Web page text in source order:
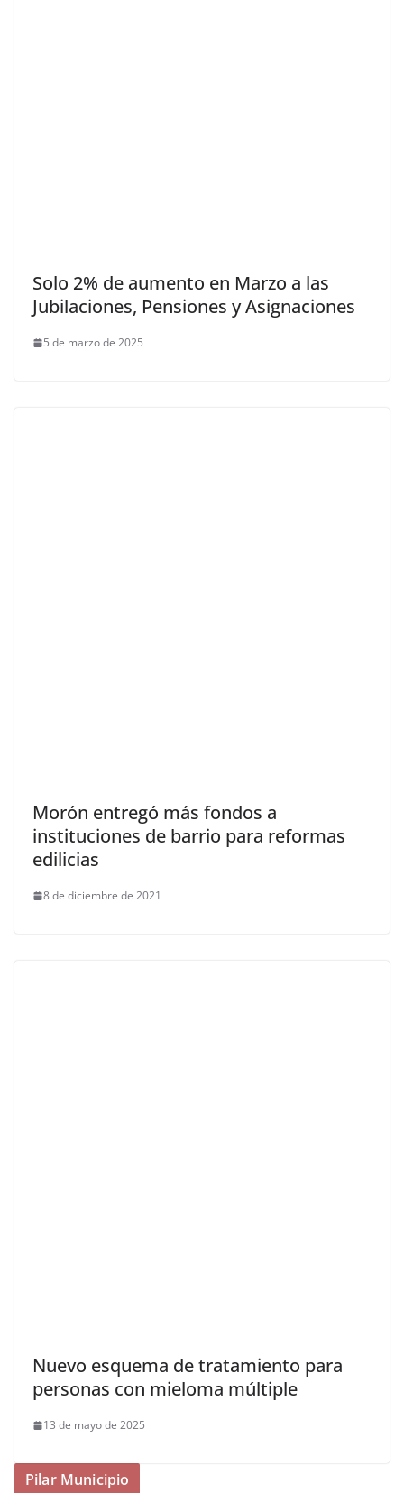
Solo 2% de aumento en Marzo a las
Jubilaciones, Pensiones y Asignaciones
5 de marzo de 2025
Morón entregó más fondos a
instituciones de barrio para reformas
edilicias
8 de diciembre de 2021
Nuevo esquema de tratamiento para
personas con mieloma múltiple
13 de mayo de 2025
Pilar Municipio